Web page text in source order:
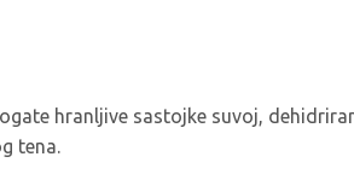
hranljive sastojke suvoj,
tena.